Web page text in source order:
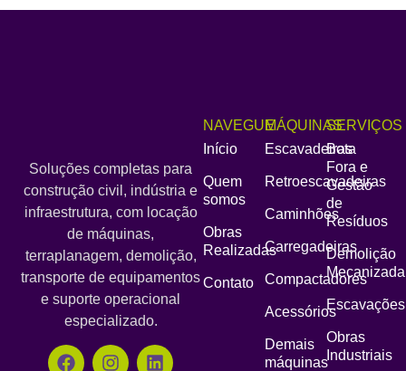
Soluções completas para
construção civil, indústria e
infraestrutura, com locação
de máquinas,
terraplanagem, demolição,
transporte de equipamentos
e suporte operacional
especializado.
NAVEGUE
Início
Quem
somos
Obras
Realizadas
Contato
MÁQUINAS
Escavadeiras
Retroescavadeiras
Caminhões
Carregadeiras
Compactadores
Acessórios
Demais
máquinas
SERVIÇOS
Bota
Fora e
Gestão
de
Resíduos
Demolição
Mecanizada
Escavações
Obras
Industriais